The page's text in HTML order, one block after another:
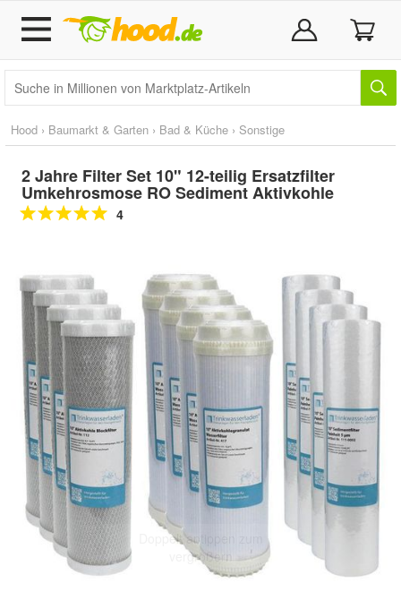
Hood › Baumarkt & Garten › Bad & Küche › Sonstige
2 Jahre Filter Set 10" 12-teilig Ersatzfilter
Umkehrosmose RO Sediment Aktivkohle
4
Doppelt antippen zum
vergrößern